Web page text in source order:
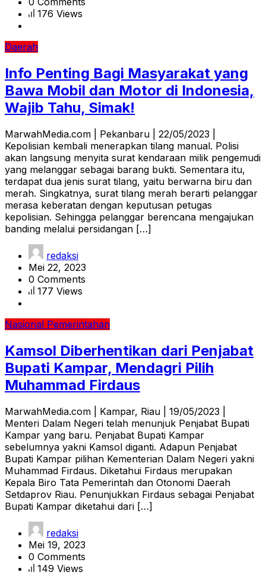
176 Views
Daerah
Info Penting Bagi Masyarakat yang
Bawa Mobil dan Motor di Indonesia,
Wajib Tahu, Simak!
MarwahMedia.com | Pekanbaru | 22/05/2023 |
Kepolisian kembali menerapkan tilang manual. Polisi
akan langsung menyita surat kendaraan milik pengemudi
yang melanggar sebagai barang bukti. Sementara itu,
terdapat dua jenis surat tilang, yaitu berwarna biru dan
merah. Singkatnya, surat tilang merah berarti pelanggar
merasa keberatan dengan keputusan petugas
kepolisian. Sehingga pelanggar berencana mengajukan
banding melalui persidangan […]
redaksi
Mei 22, 2023
0 Comments
177 Views
Nasional Pemerintahan
Kamsol Diberhentikan dari Penjabat
Bupati Kampar, Mendagri Pilih
Muhammad Firdaus
MarwahMedia.com | Kampar, Riau | 19/05/2023 |
Menteri Dalam Negeri telah menunjuk Penjabat Bupati
Kampar yang baru. Penjabat Bupati Kampar
sebelumnya yakni Kamsol diganti. Adapun Penjabat
Bupati Kampar pilihan Kementerian Dalam Negeri yakni
Muhammad Firdaus. Diketahui Firdaus merupakan
Kepala Biro Tata Pemerintah dan Otonomi Daerah
Setdaprov Riau. Penunjukkan Firdaus sebagai Penjabat
Bupati Kampar diketahui dari […]
redaksi
Mei 19, 2023
0 Comments
149 Views